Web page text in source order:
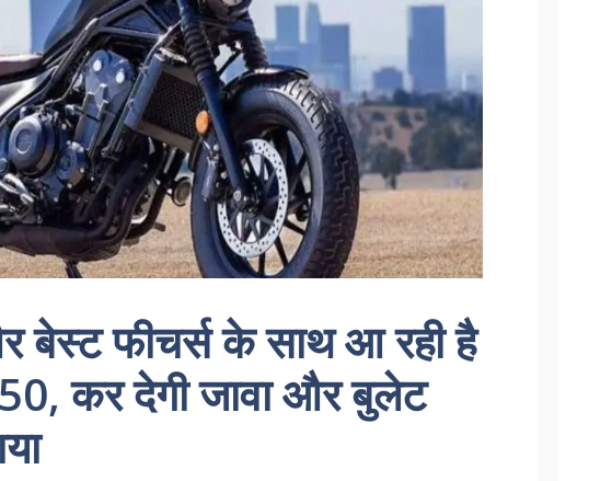
बेस्ट फीचर्स के साथ आ रही है
कर देगी जावा और बुलेट